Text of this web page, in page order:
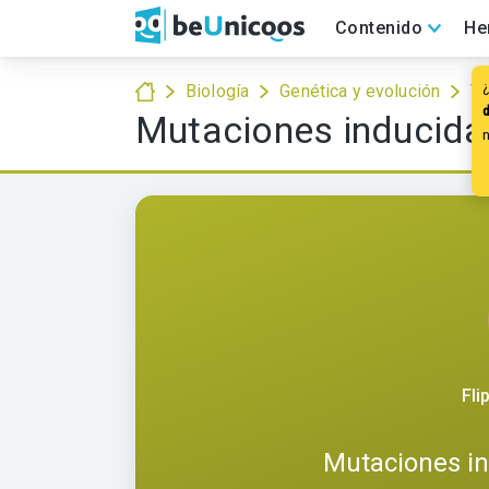
Contenido
Biología Genética y evolución
Mutaciones
Mutaciones